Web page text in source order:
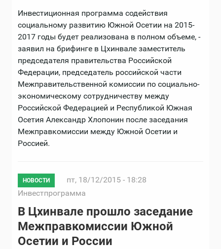
Инвестиционная программа содействия
социальному развитию Южной Осетии на 2015-
2017 годы будет реализована в полном объеме, -
заявил на брифинге в Цхинвале заместитель
председателя правительства Российской
Федерации, председатель российской части
Межправительственной комиссии по социально-
экономическому сотрудничеству между
Российской Федерацией и Республикой Южная
Осетия Александр Хлопонин после заседания
Межправкомиссии между Южной Осетии и
Россией.
НОВОСТИ
пт, 18/12/2015 - 18:28
Инвестпрограмма
В Цхинвале прошло заседание
Межправкомиссии Южной
Осетии и России